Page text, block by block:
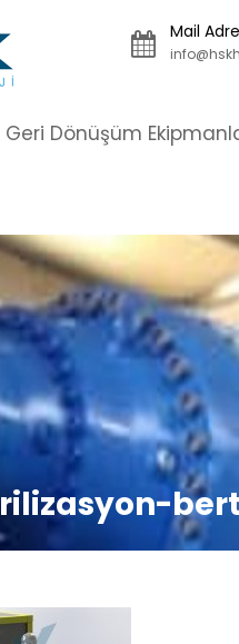
Mail
Geri Dönüşüm